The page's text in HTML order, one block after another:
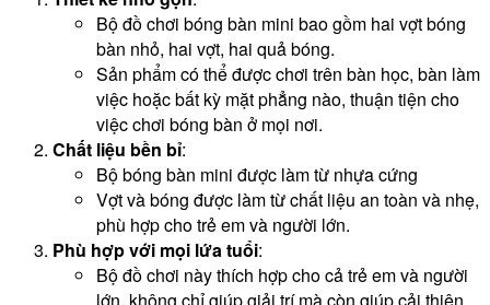
Bộ đồ chơi bóng bàn mini bao gồm hai vợt bóng
bàn nhỏ, hai vợt, hai quả bóng.
Sản phẩm có thể được chơi trên bàn học, bàn làm
việc hoặc bất kỳ mặt phẳng nào, thuận tiện cho
việc chơi bóng bàn ở mọi nơi.
Chất liệu bền bỉ:
Bộ bóng bàn mini được làm từ nhựa cứng
Vợt và bóng được làm từ chất liệu an toàn và nhẹ,
phù hợp cho trẻ em và người lớn.
Phù hợp với mọi lứa tuổi:
Bộ đồ chơi này thích hợp cho cả trẻ em và người
lớn, không chỉ giúp giải trí mà còn giúp cải thiện